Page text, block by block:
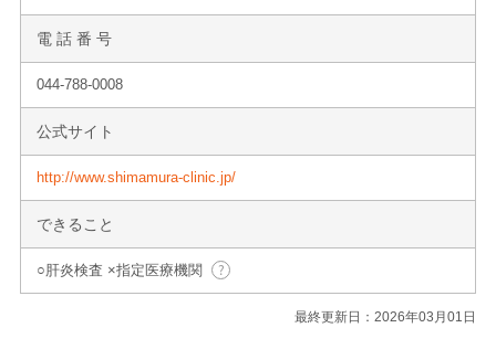
電 話 番 号
044-788-0008
公式サイト
http://www.shimamura-clinic.jp/
できること
○肝炎検査 ×指定医療機関
最終更新日：2026年03月01日